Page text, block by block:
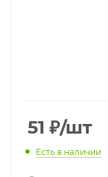
51 ₽/шт
Есть в наличии